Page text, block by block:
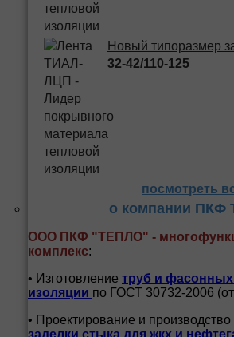
Новый типоразмер
32-42/110-125
посмотреть
о компании ПКФ
ООО ПКФ "ТЕПЛО" -
комплекс:
• Изготовление труб и фасонных
изоляции по ГОСТ 30732-2006
• Проектирование и производство
заделки стыка для жкх и